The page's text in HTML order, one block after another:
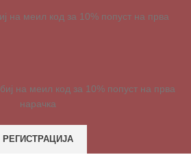
на меил код за 10% попуст на прва
на меил код за 10% попуст на прва
нарачка
РЕГИСТРАЦИЈА